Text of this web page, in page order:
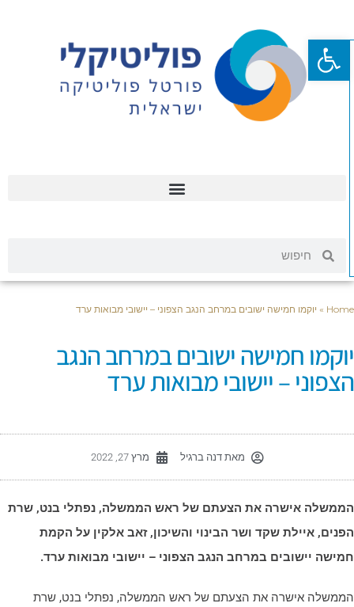
»יוקמו חמישה ישובים במרחב הנגב הצפוני – יישובי מבואות ערד
חמישה ישובים במרחב הנגב
– יישובי מבואות ערד
מאתדנה ברגיל מרץ 27, 2022
אישרה את הצעתם של ראש הממשלה, נפתלי בנט, שרת
איילת שקד ושר הבינוי והשיכון, זאב אלקין על הקמת
יישובים במרחב הנגב הצפוני – יישובי מבואות ערד.
אישרה את הצעתם של ראש הממשלה, נפתלי בנט, שרת
פתח סרגל נגישות